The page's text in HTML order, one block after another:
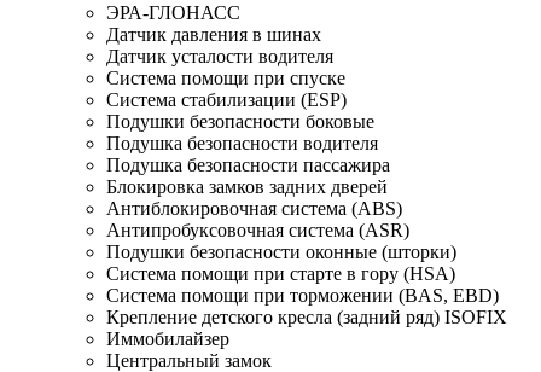
ЭРА-ГЛОНАСС
Датчик давления в шинах
Датчик усталости водителя
Система помощи при спуске
Система стабилизации (ESP)
Подушки безопасности боковые
Подушка безопасности водителя
Подушка безопасности пассажира
Блокировка замков задних дверей
Антиблокировочная система (ABS)
Антипробуксовочная система (ASR)
Подушки безопасности оконные (шторки)
Система помощи при старте в гору (HSA)
Система помощи при торможении (BAS, EBD)
Крепление детского кресла (задний ряд) ISOFIX
Иммобилайзер
Центральный замок